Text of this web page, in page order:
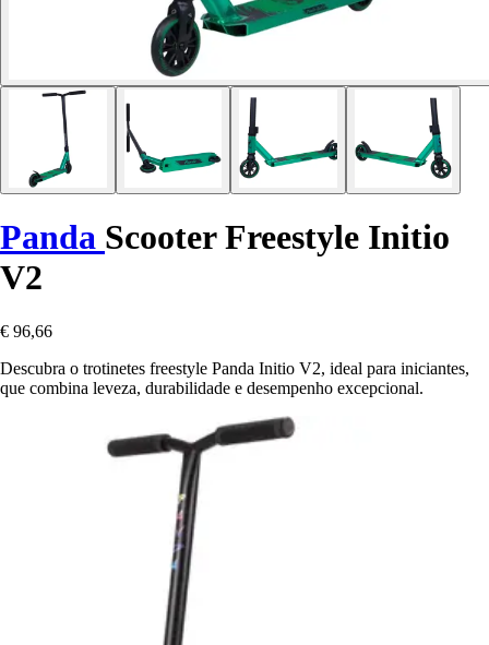
Panda Scooter Freestyle Initio
V2
€ 96,66
Descubra o trotinetes freestyle Panda Initio V2, ideal para iniciantes,
que combina leveza, durabilidade e desempenho excepcional.